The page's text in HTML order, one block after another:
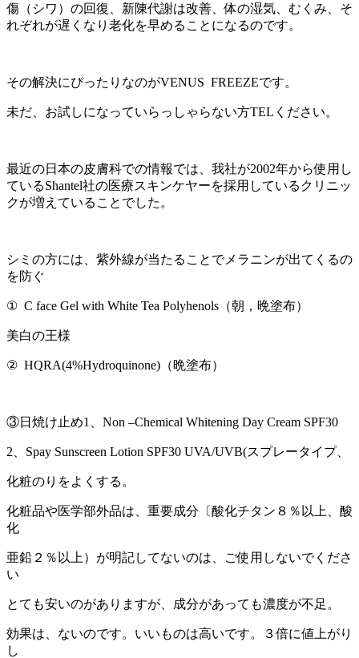
傷（シワ）の回復、新陳代謝は改善、体の湿気、むくみ、そ
れぞれが遅くなり老化を早めることになるのです。
その解決にぴったりなのがVENUS FREEZEです。
未だ、お試しになっていらっしゃらない方TELください。
最近の日本の皮膚科での情報では、我社が2002年から使用し
ているShantel社の医療スキンケヤーを採用しているクリニッ
クが増えていることでした。
シミの方には、紫外線が当たることでメラニンが出てくるの
を防ぐ
① C face Gel with White Tea Polyhenols（朝，晩塗布）
美白の王様
② HQRA(4%Hydroquinone)（晩塗布）
③日焼け止め1、Non –Chemical Whitening Day Cream SPF30
2、Spay Sunscreen Lotion SPF30 UVA/UVB(スプレータイプ、
化粧のりをよくする。
化粧品や医学部外品は、重要成分〔酸化チタン８％以上、酸
化
亜鉛２％以上）が明記してないのは、ご使用しないでくださ
い
とても安いのがありますが、成分があっても濃度が不足。
効果は、ないのです。いいものは高いです。３倍に値上がり
し